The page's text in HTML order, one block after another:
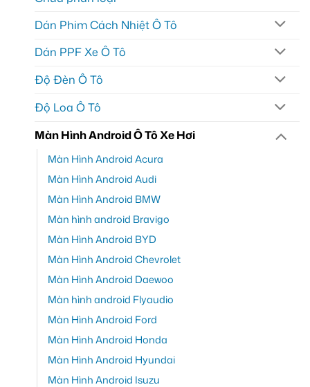
Dán Phim Cách Nhiệt Ô Tô
Dán PPF Xe Ô Tô
Độ Đèn Ô Tô
Độ Loa Ô Tô
Màn Hình Android Ô Tô Xe Hơi
Màn Hình Android Acura
Màn Hình Android Audi
Màn Hình Android BMW
Màn hình android Bravigo
Màn Hình Android BYD
Màn Hình Android Chevrolet
Màn Hình Android Daewoo
Màn hình android Flyaudio
Màn Hình Android Ford
Màn Hình Android Honda
Màn Hình Android Hyundai
Màn Hình Android Isuzu